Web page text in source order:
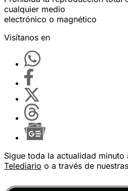
cualquier medio
electrónico o magnético
Visítanos en
Sigue toda la actualidad
Telediario o a través de